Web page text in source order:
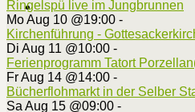
Ringelspü live im Jungbrunnen
Mo Aug 10 @19:00 -
Kirchenführung -
Di Aug 11 @10:00 -
Ferienprogramm Tatort
Fr Aug 14 @14:00 -
Bücherflohmarkt in der Selber
Sa Aug 15 @09:00 -